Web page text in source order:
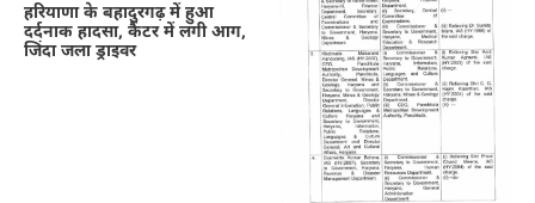
हरियाणा के बहादुरगढ़ में हुआ
दर्दनाक हादसा, कैंटर में लगी आग,
जिंदा जला ड्राइवर